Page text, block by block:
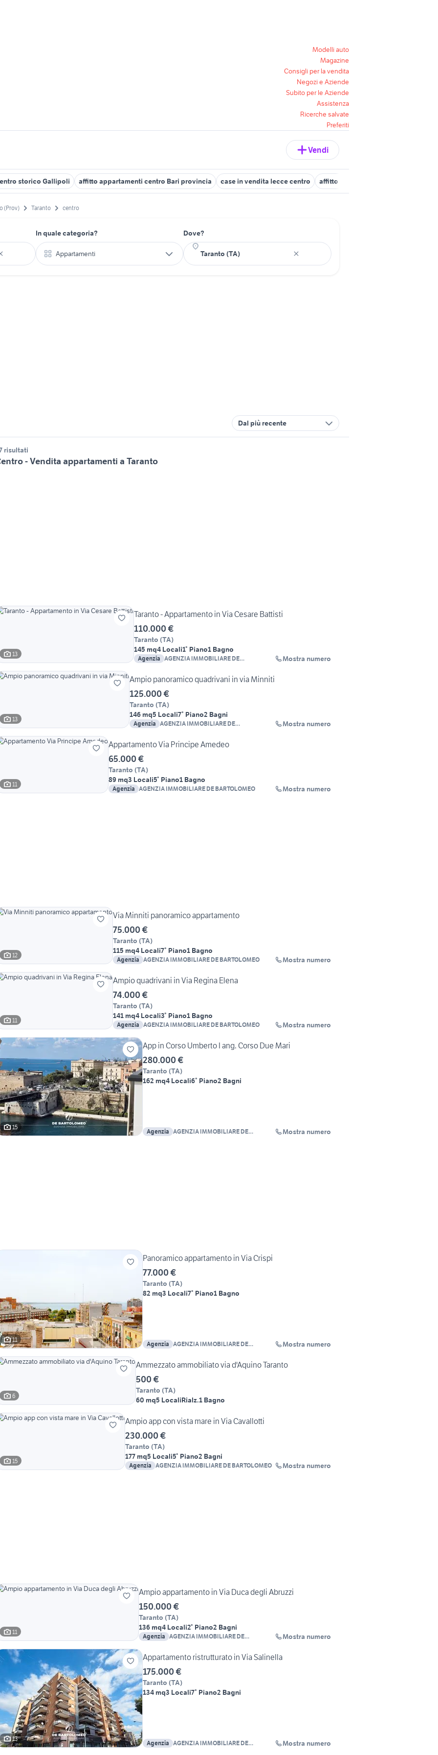
Modelli auto
Magazine
Consigli per la vendita
Negozi e Aziende
Subito per le Aziende
Assistenza
Ricerche salvate
Preferiti
Vendi
storico Gallipoli affitto appartamenti centro Bari provincia case in vendita lecce centro affitto appartamenti centro Taranto
(Prov) Taranto centro
In quale categoria?
Appartamenti
Dove?
Dal più recente
risultati
- Vendita appartamenti a Taranto
13
Taranto - Appartamento in Via Cesare Battisti
110.000 €
Taranto (TA)
145 mq4 Locali1° Piano1 Bagno
Agenzia AGENZIA IMMOBILIARE DE
Mostra numero
13
Ampio panoramico quadrivani in via Minniti
125.000 €
Taranto (TA)
146 mq5 Locali7° Piano2 Bagni
Agenzia AGENZIA IMMOBILIARE DE
Mostra numero
11
Appartamento Via Principe Amedeo
65.000 €
Taranto (TA)
89 mq3 Locali5° Piano1 Bagno
Agenzia AGENZIA IMMOBILIARE DE BARTOLOMEO Mostra numero
12
Via Minniti panoramico appartamento
75.000 €
Taranto (TA)
115 mq4 Locali7° Piano1 Bagno
Agenzia AGENZIA IMMOBILIARE DE BARTOLOMEO Mostra numero
11
Ampio quadrivani in Via Regina Elena
74.000 €
Taranto (TA)
141 mq4 Locali3° Piano1 Bagno
Agenzia AGENZIA IMMOBILIARE DE BARTOLOMEO Mostra numero
15
App in Corso Umberto I ang. Corso Due Mari
280.000 €
Taranto (TA)
162 mq4 Locali6° Piano2 Bagni
Agenzia AGENZIA IMMOBILIARE DE
Mostra numero
11
Panoramico appartamento in Via Crispi
77.000 €
Taranto (TA)
82 mq3 Locali7° Piano1 Bagno
Agenzia AGENZIA IMMOBILIARE DE
Mostra numero
6
Ammezzato ammobiliato via d'Aquino Taranto
500 €
Taranto (TA)
60 mq5 LocaliRialz.1 Bagno
15
Ampio app con vista mare in Via Cavallotti
230.000 €
Taranto (TA)
177 mq5 Locali5° Piano2 Bagni
Agenzia AGENZIA IMMOBILIARE DE BARTOLOMEO Mostra numero
11
Ampio appartamento in Via Duca degli Abruzzi
150.000 €
Taranto (TA)
136 mq4 Locali2° Piano2 Bagni
Agenzia AGENZIA IMMOBILIARE DE
Mostra numero
13
Appartamento ristrutturato in Via Salinella
175.000 €
Taranto (TA)
134 mq3 Locali7° Piano2 Bagni
Agenzia AGENZIA IMMOBILIARE DE
Mostra numero